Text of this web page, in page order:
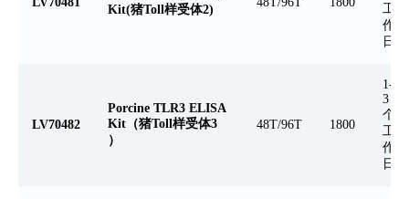
Kit(猪Toll样受体2)
工
作
日
LV70482
Porcine TLR3 ELISA
Kit（猪Toll样受体3
）
48T/96T 1800
1-
3
个
工
作
日